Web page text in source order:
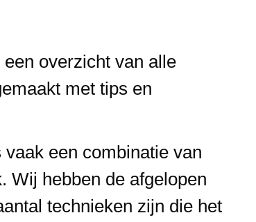
overzicht van alle
met tips en
een combinatie van
Wij hebben de afgelopen
technieken zijn die het